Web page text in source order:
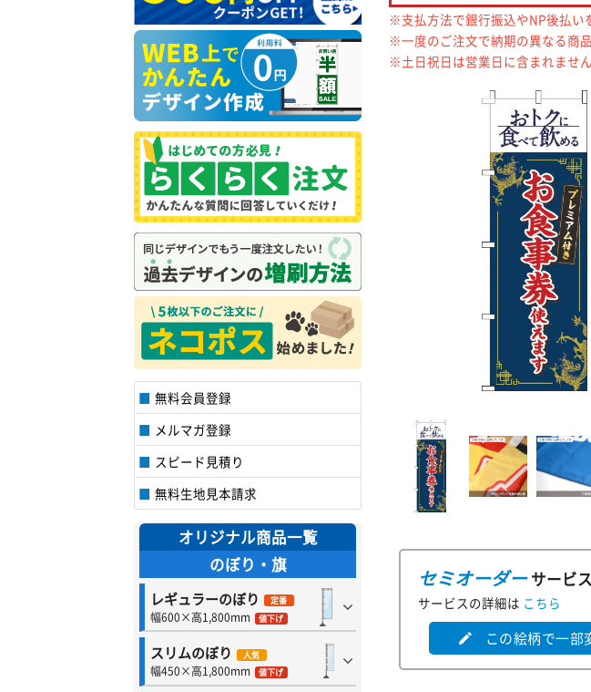
無料会員登録
メルマガ登録
スピード見積り
無料生地見本請求
オリジナル商品一覧
のぼり・旗
レギュラーのぼり 定番
幅600×高1,800mm 値下げ
スリムのぼり 人気
幅450×高1,800mm 値下げ
※支払方法で銀行振込やNP後払い
※一度のご注文で納期の異なる商
※土日祝日は営業日に含まれません
セミオーダーサービス
サービスの詳細は こちら
edit この絵柄で一部